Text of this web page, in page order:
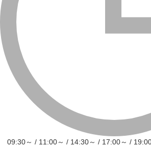
09:30～ / 11:00～ / 14:30～ / 17:00～ /